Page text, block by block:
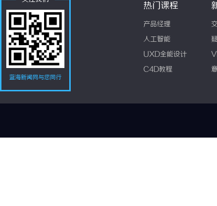
蓝海新闻网与您同行
热门课程
产品经理
人工智能
UXD全能设计
C4D教程